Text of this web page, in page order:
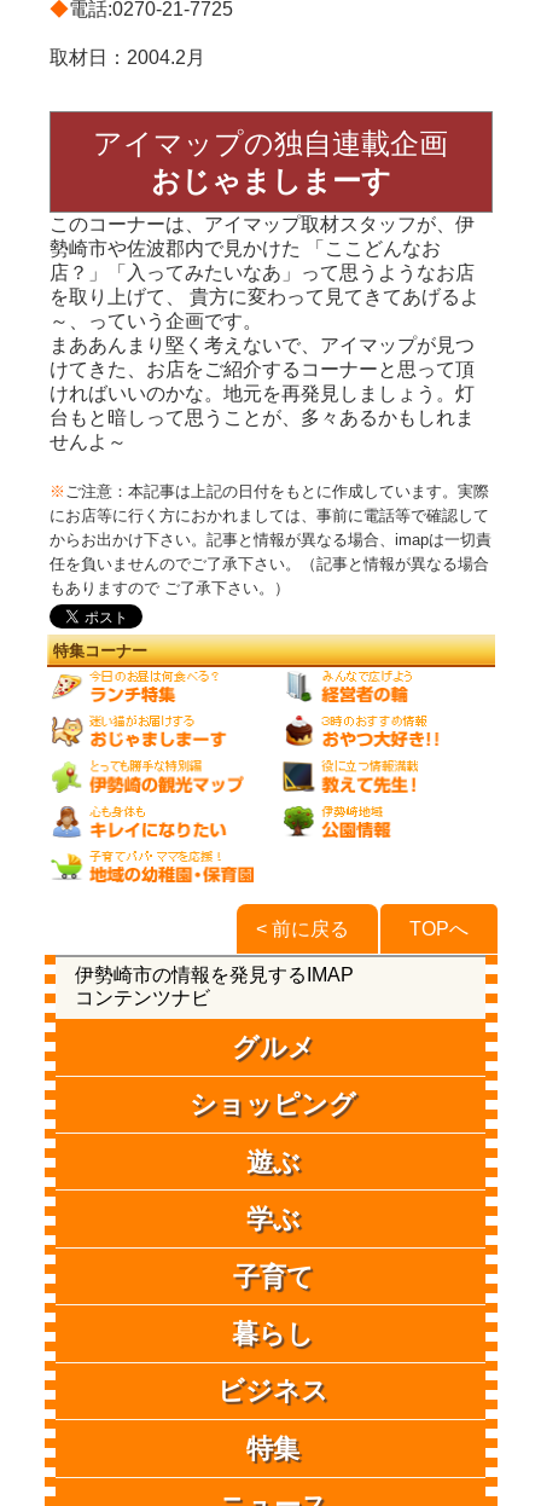
◆電話:0270-21-7725
取材日：2004.2月
アイマップの独自連載企画
おじゃましまーす
このコーナーは、アイマップ取材スタッフが、伊
勢崎市や佐波郡内で見かけた 「ここどんなお
店？」「入ってみたいなあ」って思うようなお店
を取り上げて、 貴方に変わって見てきてあげるよ
～、っていう企画です。
まああんまり堅く考えないで、アイマップが見つ
けてきた、お店をご紹介するコーナーと思って頂
ければいいのかな。地元を再発見しましょう。灯
台もと暗しって思うことが、多々あるかもしれま
せんよ～
※ ご注意：本記事は上記の日付をもとに作成しています。実際
にお店等に行く方におかれましては、事前に電話等で確認して
からお出かけ下さい。記事と情報が異なる場合、imapは一切責
任を負いませんのでご了承下さい。（記事と情報が異なる場合
もありますので ご了承下さい。）
特集コーナー
TOPへ
< 前に戻る
伊勢崎市の情報を発見するIMAP
コンテンツナビ
グルメ
ショッピング
遊ぶ
学ぶ
子育て
暮らし
ビジネス
特集